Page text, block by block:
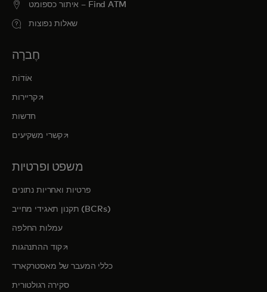
איתור כספומט – Find ATM
שאלות נפוצות
חֶברָה
קריירותopens in a new tab
חדשות
קשרי משקיעיםopens in a new tab
משפט ופרטיות
פרטיות ואחריות נתונים
תקנון תאגידי מחייב (BCRs)
עמלות החלפה
קוד ההתנהגותopens in a new tab
כללי המעבר של מאסטרקארד
סקירה רגולטורית